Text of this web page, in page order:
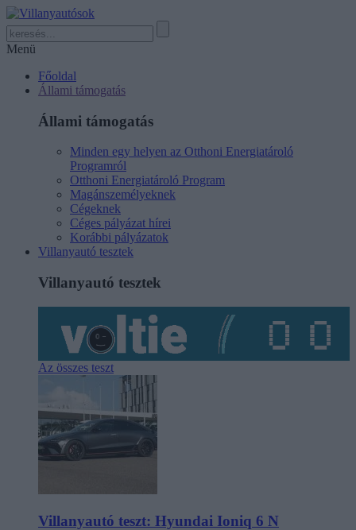
Menü
Főoldal
Állami támogatás
Állami támogatás
Minden egy helyen az Otthoni Energiatároló
Programról
Otthoni Energiatároló Program
Magánszemélyeknek
Cégeknek
Céges pályázat hírei
Korábbi pályázatok
Villanyautó tesztek
Villanyautó tesztek
Az összes teszt
Villanyautó teszt: Hyundai Ioniq 6 N